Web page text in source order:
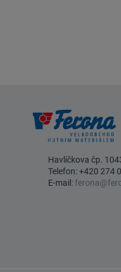
Havlíčkova čp.
Telefon:+420 274
E-mail: